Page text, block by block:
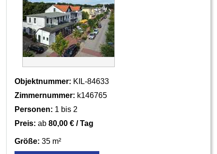
Objektnummer: KIL-84633
Zimmernummer: k146765
Personen: 1 bis 2
Preis: ab80,00 € / Tag
Größe: 35 m²